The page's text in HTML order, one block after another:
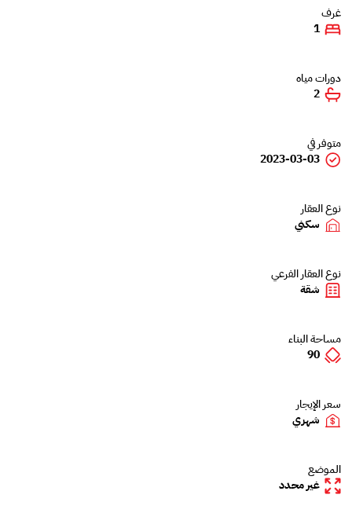
غرف
1
دورات مياه
2
متوفر في
2023-03-03
نوع العقار
سكني
نوع العقار الفرعي
شقة
مساحة البناء
90
سعر الإيجار
شهري
الموضع
غير محدد